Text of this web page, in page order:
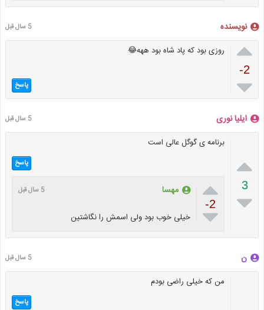
نویسنده 5 سال قبل

-2

روزی بود که پاد شاه بود ههه😂
پاسخ
ایلیا نوری 5 سال قبل

3

برنامه ی گوگل عالی است
پاسخ

-2

مهسا 5 سال قبل
خیلی خوب بود ولی اسمش را نگاشتین
ن 5 سال قبل
من که خیلی راضی بودم
پاسخ